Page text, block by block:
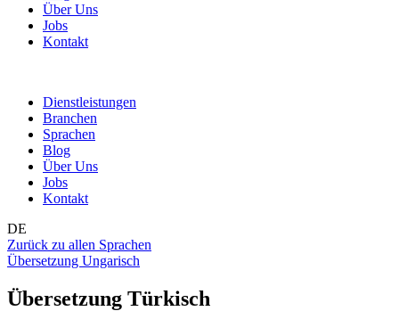
Über Uns
Jobs
Kontakt
Dienstleistungen
Branchen
Sprachen
Blog
Über Uns
Jobs
Kontakt
DE
Zurück zu allen Sprachen
Übersetzung Ungarisch
Übersetzung Türkisch